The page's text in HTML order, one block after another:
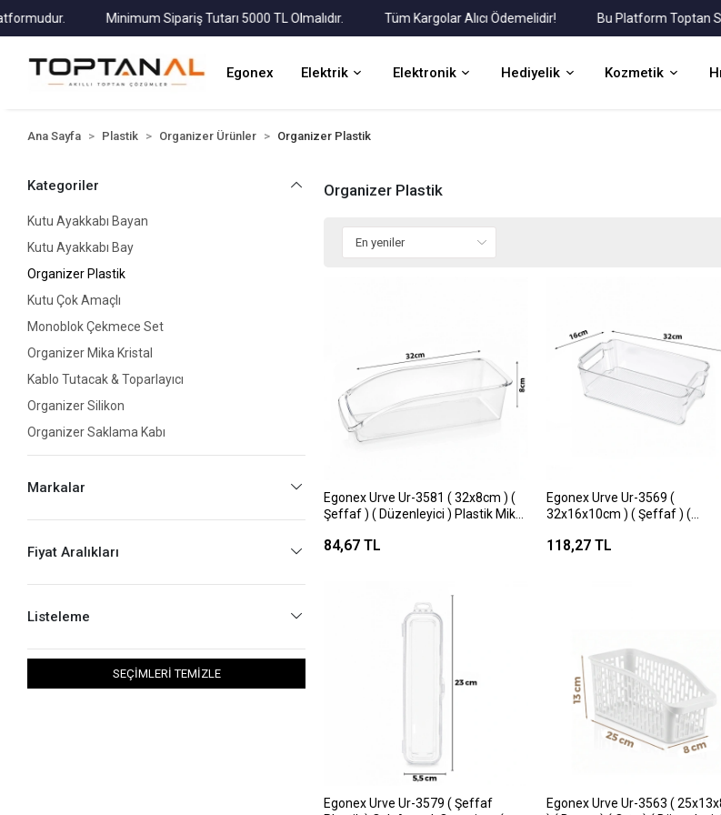
Minimum Sipariş Tutarı 5000 TL Olmalıdır. Tüm Kargolar Alıcı Ödemelidir! Bu Platform Toptan Satış
Egonex Elektrik Elektronik Hediyelik Kozmetik
Ana Sayfa Plastik Organizer Ürünler Organizer Plastik
Kategoriler
Kutu Ayakkabı Bayan
Kutu Ayakkabı Bay
Organizer Plastik
Kutu Çok Amaçlı
Monoblok Çekmece Set
Organizer Mika Kristal
Kablo Tutacak & Toparlayıcı
Organizer Silikon
Organizer Saklama Kabı
Markalar
Fiyat Aralıkları
Listeleme
SEÇİMLERİ TEMİZLE
Organizer Plastik
Egonex Urve Ur-3581 ( 32x8cm ) (
Şeffaf ) ( Düzenleyici ) Plastik Mika
Organizer*24=k
84,67 TL
Egonex Urve Ur-3569 (
32x16x10cm ) ( Şeffaf ) (
Çok Amaçlı Organizer*24=k
118,27 TL
Egonex Urve Ur-3579 ( Şeffaf
Egonex Urve Ur-3563 (